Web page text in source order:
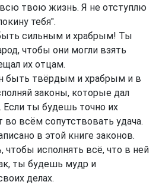
твою жизнь. Я не отступлю
тебя".
сильным и храбрым! Ты
чтобы они могли взять
их отцам.
быть твёрдым и храбрым и в
законы, которые дал
ты будешь точно их
во всём сопутствовать удача.
в этой книге законов.
чтобы исполнять всё, что в ней
ты будешь мудр и
делах.